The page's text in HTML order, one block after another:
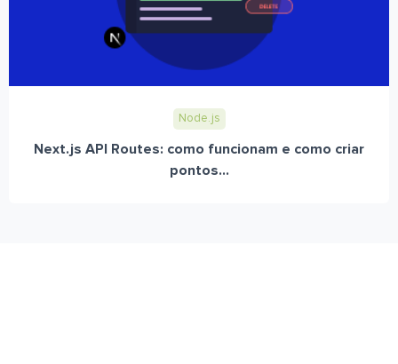
Node.js
Next.js API Routes: como funcionam e como criar
pontos...